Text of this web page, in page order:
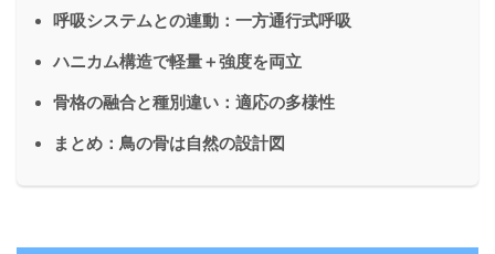
呼吸システムとの連動：一方通行式呼吸
ハニカム構造で軽量＋強度を両立
骨格の融合と種別違い：適応の多様性
まとめ：鳥の骨は自然の設計図